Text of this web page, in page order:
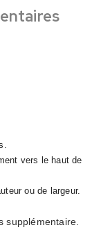
vers le haut de
ou de largeur.
supplémentaire.